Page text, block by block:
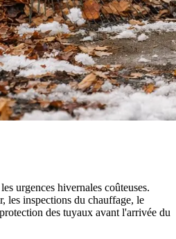
urgences hivernales coûteuses.
les inspections du chauffage, le
des tuyaux avant l'arrivée du